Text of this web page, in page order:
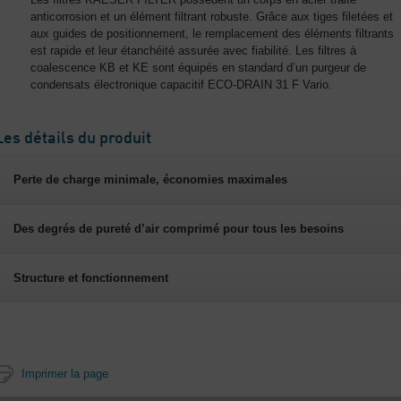
anticorrosion et un élément filtrant robuste. Grâce aux tiges filetées et
aux guides de positionnement, le remplacement des éléments filtrants
est rapide et leur étanchéité assurée avec fiabilité. Les filtres à
coalescence KB et KE sont équipés en standard d’un purgeur de
condensats électronique capacitif ECO-DRAIN 31 F Vario.
détails du produit
Perte de charge minimale, économies maximales
Des degrés de pureté d’air comprimé pour tous les besoins
Structure et fonctionnement
Imprimer la page